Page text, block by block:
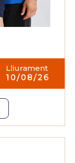
Lliurament
10/08/26